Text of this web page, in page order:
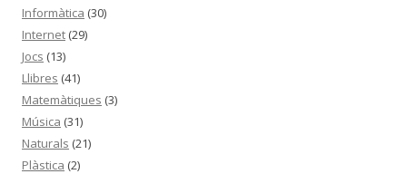
Informàtica (30)
Internet (29)
Jocs (13)
Llibres (41)
Matemàtiques (3)
Música (31)
Naturals (21)
Plàstica (2)